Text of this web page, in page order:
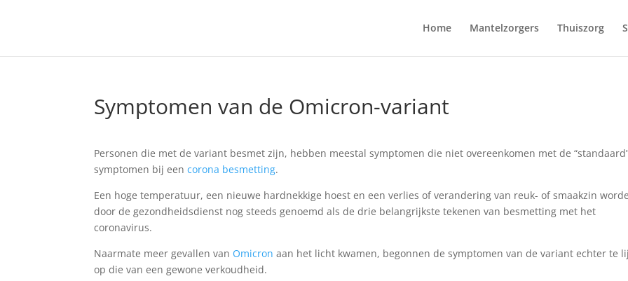
Home Mantelzorgers Thuiszorg
Symptomen van de Omicron-variant
Personen die met de variant besmet zijn, hebben meestal symptomen die niet overeenkomen met de
symptomen bij eencorona besmetting.
Een hoge temperatuur, een nieuwe hardnekkige hoest en een verlies of verandering van reuk- of smaakzin
door de gezondheidsdienst nog steeds genoemd als de drie belangrijkste tekenen van besmetting met het
coronavirus.
Naarmate meer gevallen van Omicron aan het licht kwamen, begonnen de symptomen van de variant echter te
op die van een gewone verkoudheid.